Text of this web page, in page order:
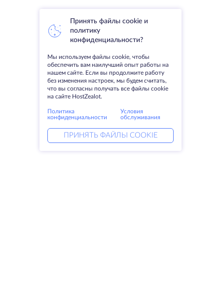
Принять файлы cookie и
политику
конфиденциальности?
Мы используем файлы cookie, чтобы
обеспечить вам наилучший опыт работы на
нашем сайте. Если вы продолжите работу
без изменения настроек, мы будем считать,
что вы согласны получать все файлы cookie
на сайте HostZealot.
Политика
конфиденциальности
Условия
обслуживания
ПРИНЯТЬ ФАЙЛЫ COOKIE